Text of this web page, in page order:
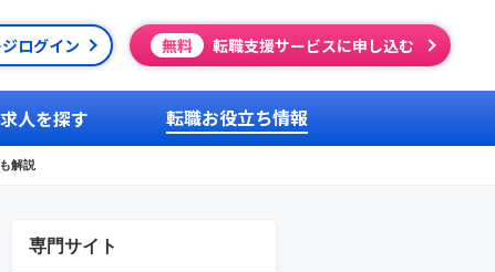
ログイン 無料 転職支援サービスに申し込む
求人を探す 転職お役立ち情報
解説
専門サイト